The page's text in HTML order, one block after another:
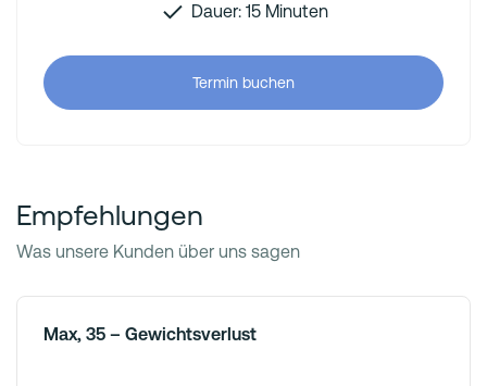
Dauer: 15 Minuten
Termin buchen
Empfehlungen
Was unsere Kunden über uns sagen
Max, 35 – Gewichtsverlust